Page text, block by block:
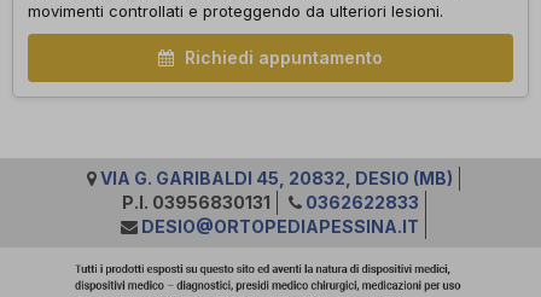
movimenti controllati e proteggendo da ulteriori lesioni.
Richiedi appuntamento
VIA G. GARIBALDI 45, 20832, DESIO (MB)
P.I. 03956830131
0362622833
DESIO@ORTOPEDIAPESSINA.IT